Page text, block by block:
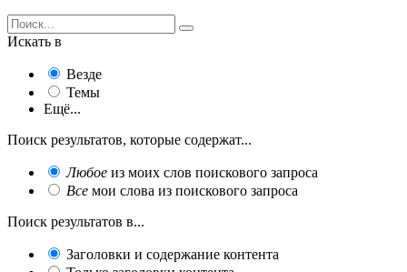
Искать в
Везде
Темы
Ещё...
Поиск результатов, которые содержат...
Любое из моих слов поискового запроса
Все мои слова из поискового запроса
Поиск результатов в...
Заголовки и содержание контента